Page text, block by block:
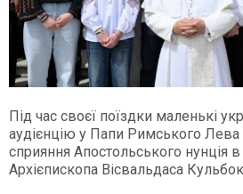
Під час своєї поїздки маленькі
аудієнцію у Папи Римського Лева
сприяння Апостольського нунція в
Архієпископа Вісвальдаса